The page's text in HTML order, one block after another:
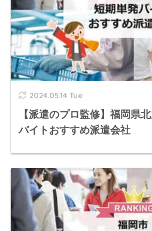
2024.05.14 Tue
【派遣のプロ監修】福岡県
バイトおすすめ派遣会社